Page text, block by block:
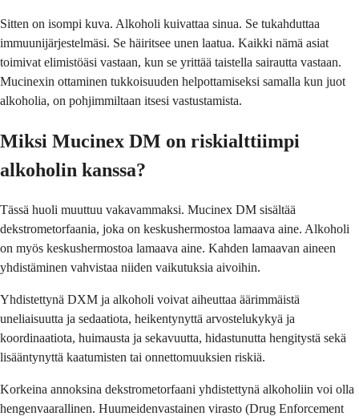
Sitten on isompi kuva. Alkoholi kuivattaa sinua. Se tukahduttaa
immuunijärjestelmäsi. Se häiritsee unen laatua. Kaikki nämä asiat
toimivat elimistöäsi vastaan, kun se yrittää taistella sairautta vastaan.
Mucinexin ottaminen tukkoisuuden helpottamiseksi samalla kun juot
alkoholia, on pohjimmiltaan itsesi vastustamista.
Miksi Mucinex DM on riskialttiimpi
alkoholin kanssa?
Tässä huoli muuttuu vakavammaksi. Mucinex DM sisältää
dekstrometorfaania, joka on keskushermostoa lamaava aine. Alkoholi
on myös keskushermostoa lamaava aine. Kahden lamaavan aineen
yhdistäminen vahvistaa niiden vaikutuksia aivoihin.
Yhdistettynä DXM ja alkoholi voivat aiheuttaa äärimmäistä
uneliaisuutta ja sedaatiota, heikentynyttä arvostelukykyä ja
koordinaatiota, huimausta ja sekavuutta, hidastunutta hengitystä sekä
lisääntynyttä kaatumisten tai onnettomuuksien riskiä.
Korkeina annoksina dekstrometorfaani yhdistettynä alkoholiin voi olla
hengenvaarallinen. Huumeidenvastainen virasto (Drug Enforcement